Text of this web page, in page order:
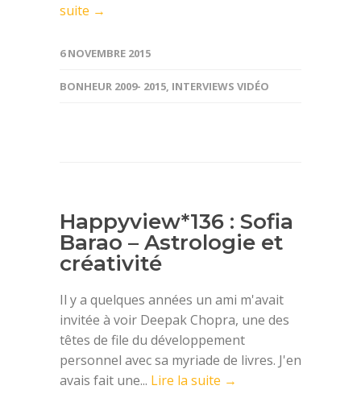
suite →
6 NOVEMBRE 2015
BONHEUR 2009- 2015, INTERVIEWS VIDÉO
Happyview*136 : Sofia
Barao – Astrologie et
créativité
Il y a quelques années un ami m'avait
invitée à voir Deepak Chopra, une des
têtes de file du développement
personnel avec sa myriade de livres. J'en
avais fait une... Lire la suite →